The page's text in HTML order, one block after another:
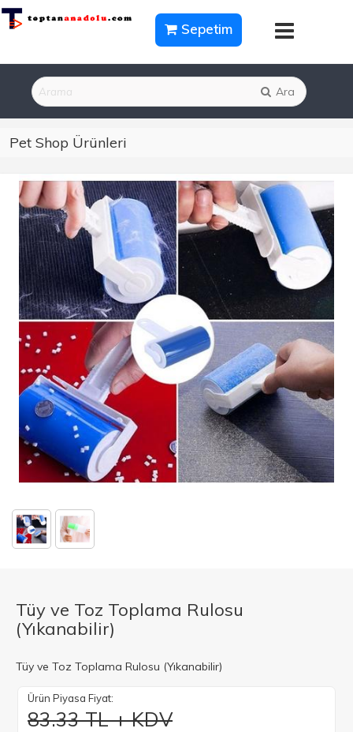
Sepetim
Ara
Pet Shop Ürünleri
Tüy ve Toz Toplama Rulosu
(Yıkanabilir)
Tüy ve Toz Toplama Rulosu (Yıkanabilir)
Ürün Piyasa Fiyat:
83.33 TL + KDV